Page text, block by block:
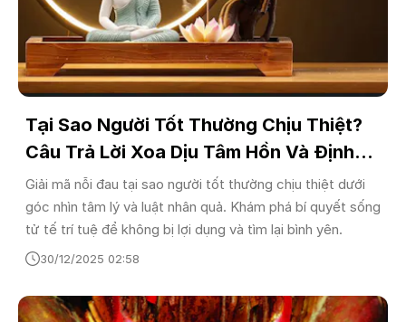
Tại Sao Người Tốt Thường Chịu Thiệt?
Câu Trả Lời Xoa Dịu Tâm Hồn Và Định
Hướng Sống Hạnh Phúc
Giải mã nỗi đau tại sao người tốt thường chịu thiệt dưới
góc nhìn tâm lý và luật nhân quả. Khám phá bí quyết sống
tử tế trí tuệ để không bị lợi dụng và tìm lại bình yên.
30/12/2025 02:58